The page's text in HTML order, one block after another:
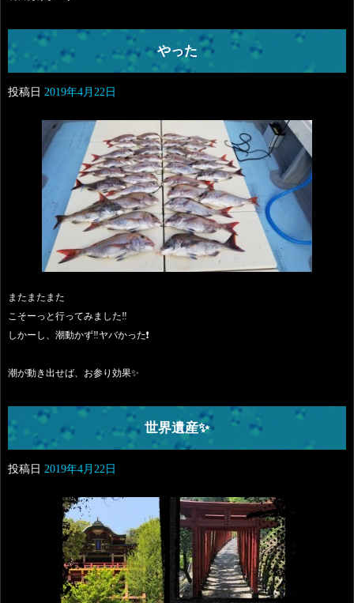
やった
投稿日 2019年4月22日
またまたまた
こそーっと行ってみました‼️
しかーし、潮動かず‼️ヤバかった❗
潮が動き出せば、お参り効果✨
世界遺産✨
投稿日 2019年4月22日